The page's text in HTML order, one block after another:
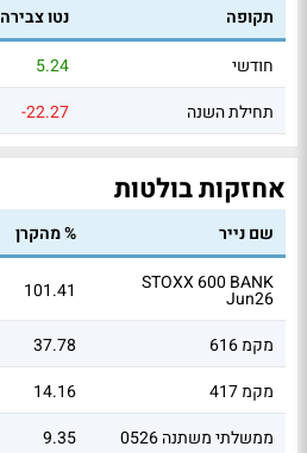
תקופה נטו צבירה
חודשי
5.24
תחילת השנה
-22.27
אחזקות בולטות
שם נייר % מהקרן
STOXX 600 BANK
Jun26
101.41
מקמ 616 37.78
מקמ 417
14.16
ממשלתי משתנה 0526
9.35